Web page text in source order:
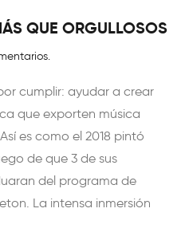
QUE ORGULLOSOS
cumplir: ayudar a crear
que exporten música
es como el 2018 pintó
de que 3 de sus
del programa de
La intensa inmersión